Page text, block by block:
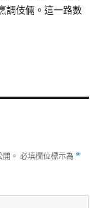
調伎倆。這一路數
。 必填欄位標示為 *